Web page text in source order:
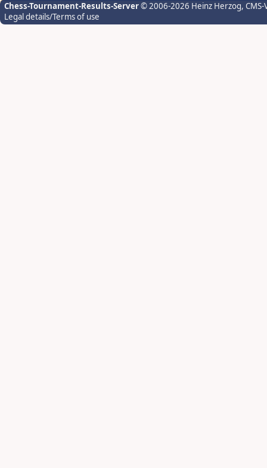
Chess-Tournament-Results-Server© 2006-2026 Heinz Herzog,
Legal details/Terms of use